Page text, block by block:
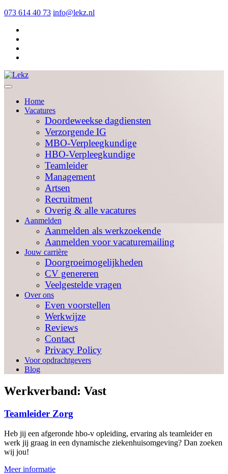
073 614 40 73 info@lekz.nl
Home
Vacatures
Doordeweekse dagdiensten
Verzorgende IG
MBO-Verpleegkundige
HBO-Verpleegkundige
Teamleider
Management
Artsen
Recruitment
Overig & alle vacatures
Aanmelden
Aanmelden als werkzoekende
Aanmelden voor vacaturemailing
Jouw carrière
Doorgroeimogelijkheden
CV genereren
Veelgestelde vragen
Over ons
Even voorstellen
Werkwijze
Reviews
Contact
Privacy Policy
Voor opdrachtgevers
Blog
Werkverband: Vast
Teamleider Zorg
Heb jij een afgeronde hbo-v opleiding, ervaring als teamleider en
werk jij graag in een dynamische ziekenhuisomgeving? Dan zoeken
wij jou!
Meer informatie